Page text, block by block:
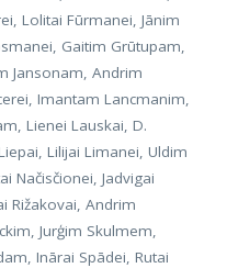
Lolitai Fūrmanei, Jānim
Gaitim Grūtupam,
Jansonam, Andrim
Imantam Lancmanim,
Lienei Lauskai, D.
Lilijai Limanei, Uldim
Načisčionei, Jadvigai
Rižakovai, Andrim
Jurģim Skulmem,
Inārai Spādei, Rutai